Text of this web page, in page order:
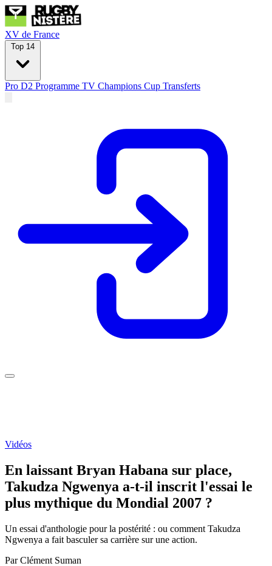
XV de France
Top 14
Pro D2 Programme TV Champions Cup Transferts
Vidéos
En laissant Bryan Habana sur place,
Takudza Ngwenya a-t-il inscrit l'essai le
plus mythique du Mondial 2007 ?
Un essai d'anthologie pour la postérité : ou comment Takudza
Ngwenya a fait basculer sa carrière sur une action.
Par Clément Suman